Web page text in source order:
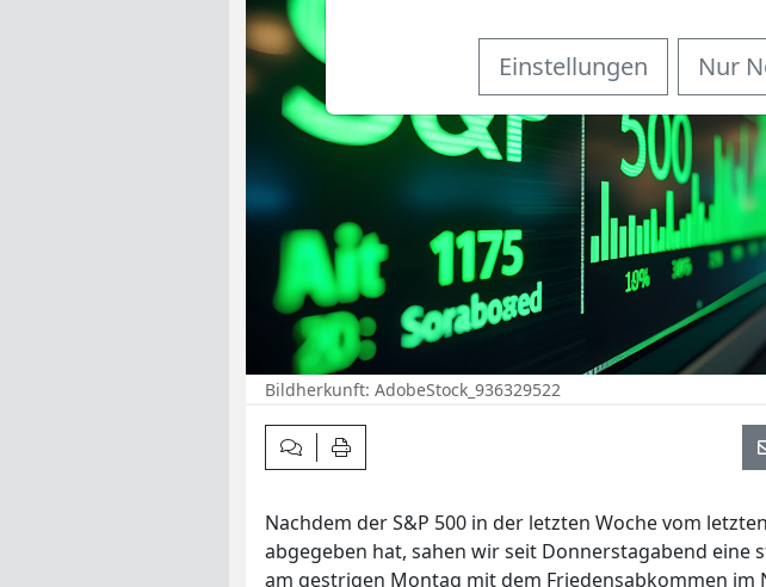
Bildherkunft: AdobeStock_936329522
Kommentar verfassen
Artikel drucken
Nachdem der S&P 500 in der letzten Woche vom
abgegeben hat, sahen wir seit Donnerstagabend eine
am gestrigen Montag mit dem Friedensabkommen im
Einstellungen Nur